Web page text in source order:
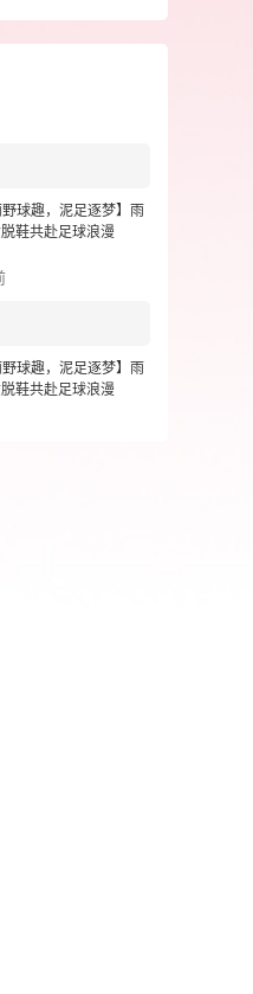
球趣，泥足逐梦】雨
鞋共赴足球浪漫
球趣，泥足逐梦】雨
鞋共赴足球浪漫